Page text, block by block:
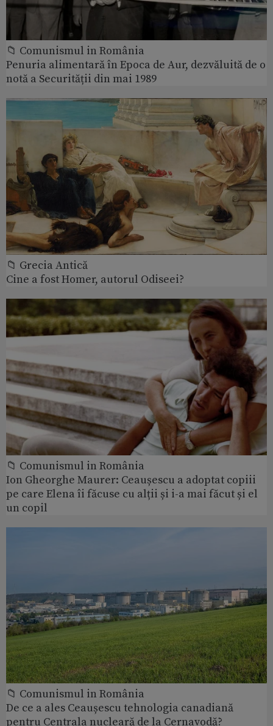
📁 Comunismul in România
Penuria alimentară în Epoca de Aur, dezvăluită de o
notă a Securității din mai 1989
📁 Grecia Antică
Cine a fost Homer, autorul Odiseei?
📁 Comunismul in România
Ion Gheorghe Maurer: Ceaușescu a adoptat copiii
pe care Elena îi făcuse cu alții și i-a mai făcut și el
un copil
📁 Comunismul in România
De ce a ales Ceaușescu tehnologia canadiană
pentru Centrala nucleară de la Cernavodă?